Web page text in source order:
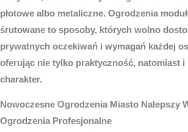
płotowe albo metaliczne. Ogrodzenia
śrutowane to sposoby, których wolno
prywatnych oczekiwań i wymagań każdej
oferując nie tylko praktyczność, natomiast
charakter.
Nowoczesne Ogrodzenia Miasto Nalepszy
Ogrodzenia Profesjonalne